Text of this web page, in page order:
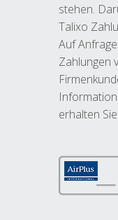
stehen.
Talixo
Auf
Zahlungen
erhalten Sie